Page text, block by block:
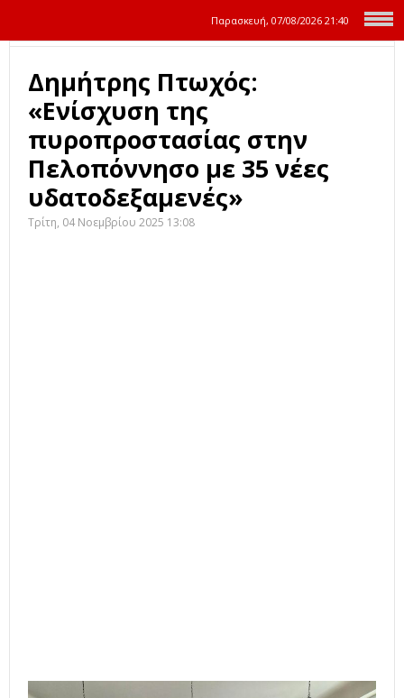
Παρασκευή, 07/08/2026 21:40
Δημήτρης Πτωχός:
«Ενίσχυση της
πυροπροστασίας στην
Πελοπόννησο με 35 νέες
υδατοδεξαμενές»
Τρίτη, 04 Νοεμβρίου 2025 13:08